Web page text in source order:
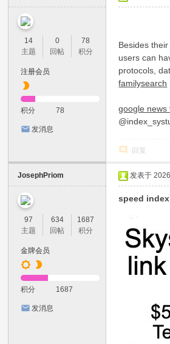
14
主题
0
回帖
78
积分
注册会员
积分 78
发消息
Besides
users can
protocols,
familysearch
google news
回复
JosephPriom
97
主题
634
回帖
1687
积分
金牌会员
积分 1687
发消息
发表于
speed